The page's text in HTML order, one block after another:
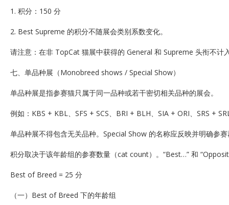
1. 积分：150 分
2. Best Supreme 的积分不随展会类别系数变化。
请注意：在非 TopCat 猫展中获得的 General 和 Supreme 头衔不计
七、单品种展（Monobreed shows / Special Show）
单品种展是指参赛猫只属于同一品种或若干密切相关品种的展会。
例如：KBS + KBL、SFS + SCS、BRI + BLH、SIA + ORI、SRS +
单品种展不得包含无关品种。Special Show 的名称应反映并明确参
积分取决于该年龄组的参赛数量（cat count）。“Best…” 和
Best of Breed = 25 分
（一）Best of Breed 下的年龄组